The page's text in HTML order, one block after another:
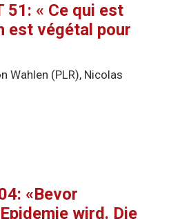
51: « Ce qui est
est végétal pour
Wahlen (PLR), Nicolas
«Bevor
wird. Die